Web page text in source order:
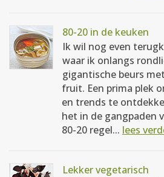
80-20 in de keuken
Ik wil nog even
waar ik onlangs
gigantische beurs
fruit. Een prima plek
en trends te
het in de gangpaden
80-20 regel... lees
Lekker vegetarisch